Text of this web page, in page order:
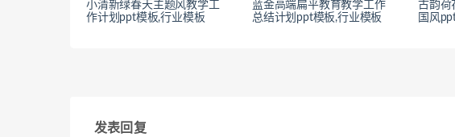
小清新绿春天主题风教学工
作计划ppt模板,行业模板
蓝金高端扁平教育教学工作
总结计划ppt模板,行业模板
古韵荷
国风
发表回复